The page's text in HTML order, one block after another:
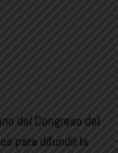
del Congreso del
para difundir la